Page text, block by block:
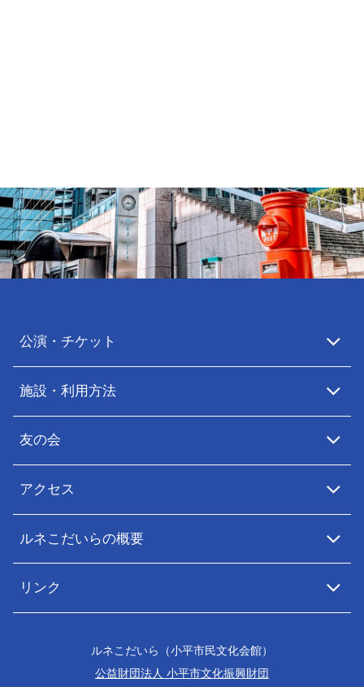
公演・チケット
施設・利用方法
友の会
アクセス
ルネこだいらの概要
リンク
ルネこだいら（小平市民文化会館）
公益財団法人 小平市文化振興財団